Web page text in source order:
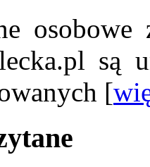
osobowe
są
[